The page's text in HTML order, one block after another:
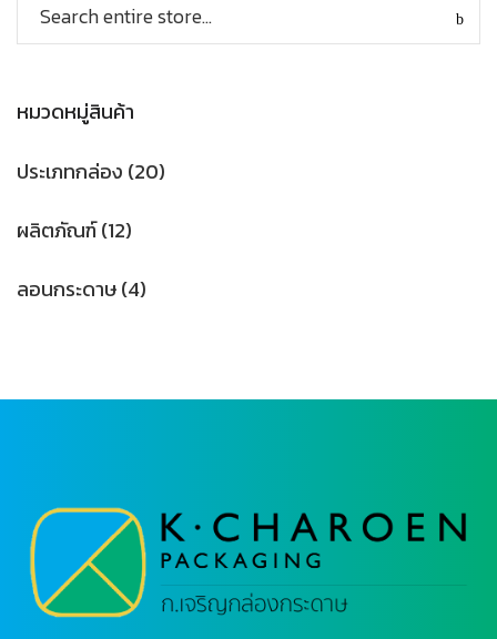
หมวดหมู่สินค้า
ประเภทกล่อง (20)
ผลิตภัณฑ์(12)
ลอนกระดาษ(4)